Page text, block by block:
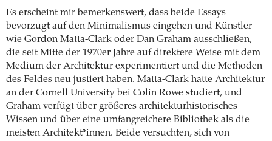
Es erscheint mir bemerkenswert, dass beide Essays
bevorzugt auf den Minimalismus eingehen und Künstler
wie Gordon Matta-Clark oder Dan Graham ausschließen,
die seit Mitte der 1970er Jahre auf direktere Weise mit dem
Medium der Architektur experimentiert und die Methoden
des Feldes neu justiert haben. Matta-Clark hatte Architektur
an der Cornell University bei Colin Rowe studiert, und
Graham verfügt über größeres architekturhistorisches
Wissen und über eine umfangreichere Bibliothek als die
meisten Architekt*innen. Beide versuchten, sich von